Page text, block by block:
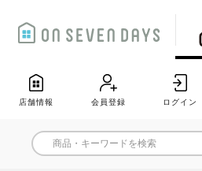
店舗情報 会員登録 ログイン